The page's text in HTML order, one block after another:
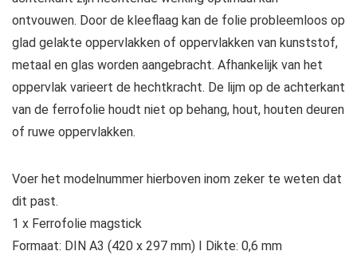
ontvouwen. Door de kleeflaag kan de folie probleemloos op
glad gelakte oppervlakken of oppervlakken van kunststof,
metaal en glas worden aangebracht. Afhankelijk van het
oppervlak varieert de hechtkracht. De lijm op de achterkant
van de ferrofolie houdt niet op behang, hout, houten deuren
of ruwe oppervlakken.
Voer het modelnummer hierboven inom zeker te weten dat
dit past.
1 x Ferrofolie magstick
Formaat: DIN A3 (420 x 297 mm) I Dikte: 0,6 mm